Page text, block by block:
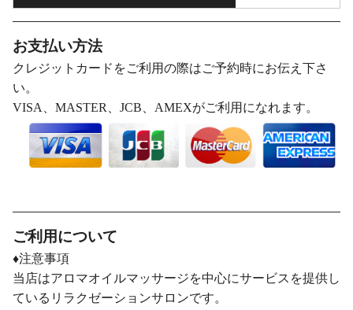
お支払い方法
クレジットカードをご利用の際はご予約時にお伝え下さ
い。
VISA、MASTER、JCB、AMEXがご利用になれます。
ご利用について
♦注意事項
当店はアロマオイルマッサージを中心にサービスを提供し
ているリラクゼーションサロンです。